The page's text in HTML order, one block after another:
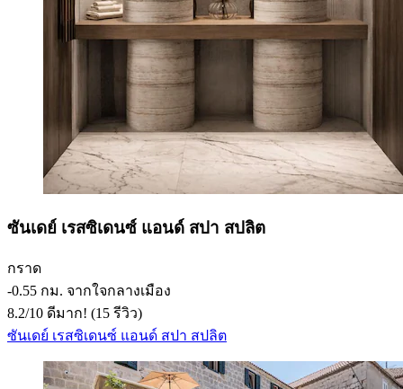
ซันเดย์ เรสซิเดนซ์ แอนด์ สปา สปลิต
กราด
‐0.55 กม. จากใจกลางเมือง
8.2/10 ดีมาก! (15 รีวิว)
ซันเดย์ เรสซิเดนซ์ แอนด์ สปา สปลิต